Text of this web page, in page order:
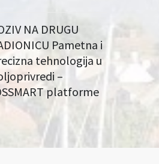
NA DRUGU
Pametna i
tehnologija u
–
platforme